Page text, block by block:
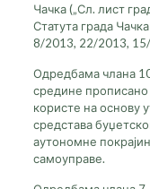
Чачка („Сл. лист
Статута града
8/2013, 22/2013,
Одредбама члана
средине прописано
користе на основу
средстава
аутономне
самоуправе.